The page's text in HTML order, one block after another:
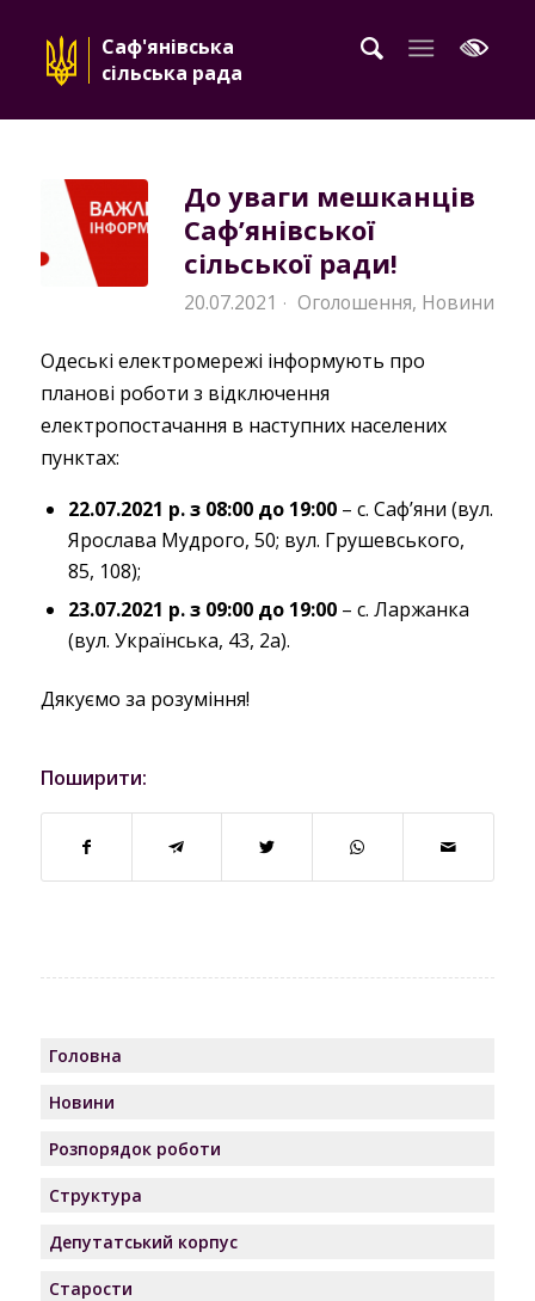
Саф'янівська
сільська рада
До уваги мешканців
Саф’янівської
сільської ради!
20.07.2021 · Оголошення, Новини
Одеські електромережі інформують про
планові роботи з відключення
електропостачання в наступних населених
пунктах:
22.07.2021 р. з 08:00 до 19:00– с. Саф’яни (вул.
Ярослава Мудрого, 50; вул. Грушевського,
85, 108);
23.07.2021 р. з 09:00 до 19:00– с. Ларжанка
(вул. Українська, 43, 2а).
Дякуємо за розуміння!
Поширити:
Головна
Новини
Розпорядок роботи
Структура
Депутатський корпус
Старости